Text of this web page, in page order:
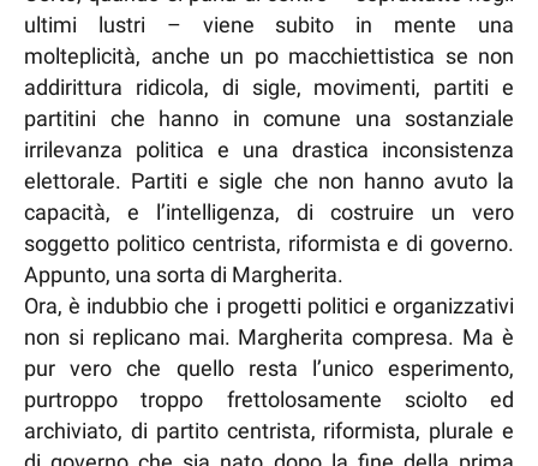
ultimi lustri – viene subito in mente una
molteplicità, anche un po macchiettistica se non
addirittura ridicola, di sigle, movimenti, partiti e
partitini che hanno in comune una sostanziale
irrilevanza politica e una drastica inconsistenza
elettorale. Partiti e sigle che non hanno avuto la
capacità, e l’intelligenza, di costruire un vero
soggetto politico centrista, riformista e di governo.
Appunto, una sorta di Margherita.
Ora, è indubbio che i progetti politici e organizzativi
non si replicano mai. Margherita compresa. Ma è
pur vero che quello resta l’unico esperimento,
purtroppo troppo frettolosamente sciolto ed
archiviato, di partito centrista, riformista, plurale e